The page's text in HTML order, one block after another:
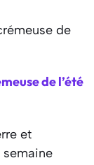
de l’été